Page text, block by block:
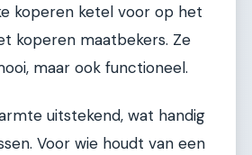
koperen ketel voor op het
koperen maatbekers. Ze
maar ook functioneel.
uitstekend, wat handig
Voor wie houdt van een